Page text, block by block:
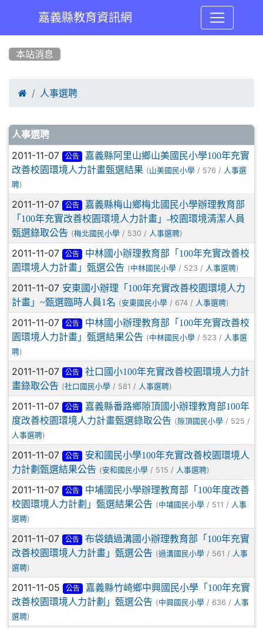
嘉義縣教育資訊網
本站消息
 人事選聘
文章列表
人事選聘
2011-11-07 公告
嘉義縣阿里山鄉山美國民小學100年充實
改善校園環境人力計畫甄選結果 (山美國民小學 / 576 / 人事選
聘)
2011-11-07 公告
嘉義縣梅山鄉梅北國民小學辦理教育部
「100年充實改善校園環境人力計畫」-校園環境清潔人員
甄選錄取公告 (梅北國民小學 / 530 / 人事選聘)
2011-11-07 公告
中林國小辦理教育部「100年充實改善校
園環境人力計畫」甄選公告 (中林國民小學 / 523 / 人事選聘)
2011-11-07 安東國小辦理「100年充實改善校園環境人力
計畫」~甄選臨時人員1名 (安東國民小學 / 674 / 人事選聘)
2011-11-07 公告
中林國小辦理教育部「100年充實改善校
園環境人力計畫」甄選結果公告 (中林國民小學 / 523 / 人事選
聘)
2011-11-07 公告
社口國小100年充實改善校園環境人力計
畫錄取公告 (社口國民小學 / 581 / 人事選聘)
2011-11-07 公告
嘉義縣番路鄉隙頂國小辦理教育部100年
度改善校園環境人力計畫甄選錄取公告 (隙頂國民小學 / 525 /
人事選聘)
2011-11-07 公告
安和國民小學100年充實改善校園環境人
力計劃甄選結果公告 (安和國民小學 / 515 / 人事選聘)
2011-11-07 公告
中埔國民小學辦理教育部「100年度改善
校園環境人力計劃」甄選結果公告 (中埔國民小學 / 511 / 人事
選聘)
2011-11-07 公告
布袋鎮過溝國小辦理教育部「100年充實
改善校園環境人力計畫」甄選公告 (過溝國民小學 / 561 / 人事
選聘)
2011-11-05 公告
嘉義縣竹崎鄉中興國民小學「100年充實
改善校園環境人力計劃」甄選公告 (中興國民小學 / 636 / 人事
選聘)